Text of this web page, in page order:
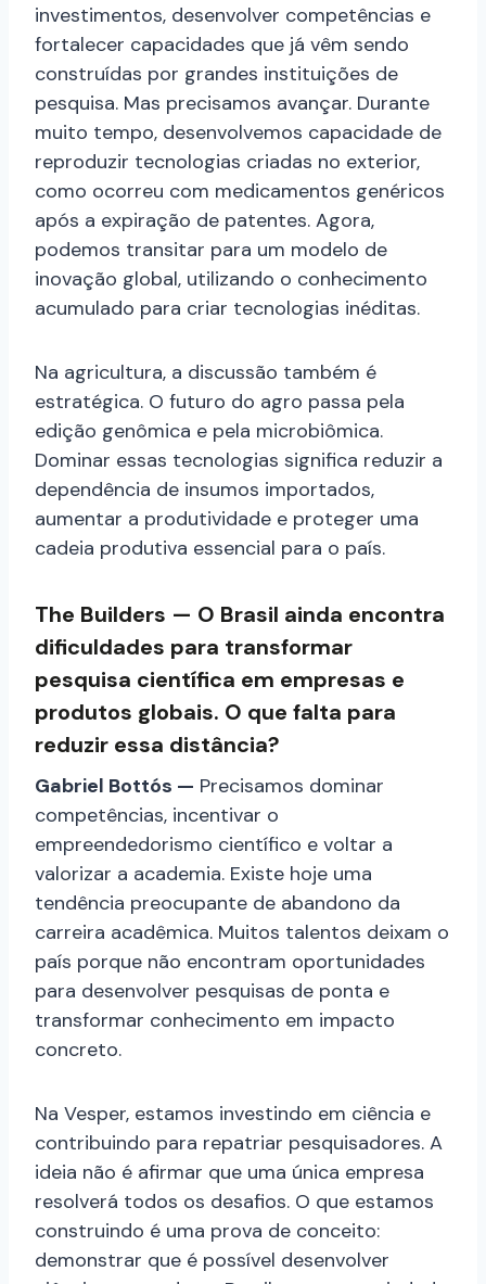
investimentos, desenvolver competências e
fortalecer capacidades que já vêm sendo
construídas por grandes instituições de
pesquisa. Mas precisamos avançar. Durante
muito tempo, desenvolvemos capacidade de
reproduzir tecnologias criadas no exterior,
como ocorreu com medicamentos genéricos
após a expiração de patentes. Agora,
podemos transitar para um modelo de
inovação global, utilizando o conhecimento
acumulado para criar tecnologias inéditas.
Na agricultura, a discussão também é
estratégica. O futuro do agro passa pela
edição genômica e pela microbiômica.
Dominar essas tecnologias significa reduzir a
dependência de insumos importados,
aumentar a produtividade e proteger uma
cadeia produtiva essencial para o país.
The Builders — O Brasil ainda encontra
dificuldades para transformar
pesquisa científica em empresas e
produtos globais. O que falta para
reduzir essa distância?
Gabriel Bottós — Precisamos dominar
competências, incentivar o
empreendedorismo científico e voltar a
valorizar a academia. Existe hoje uma
tendência preocupante de abandono da
carreira acadêmica. Muitos talentos deixam o
país porque não encontram oportunidades
para desenvolver pesquisas de ponta e
transformar conhecimento em impacto
concreto.
Na Vesper, estamos investindo em ciência e
contribuindo para repatriar pesquisadores. A
ideia não é afirmar que uma única empresa
resolverá todos os desafios. O que estamos
construindo é uma prova de conceito:
demonstrar que é possível desenvolver